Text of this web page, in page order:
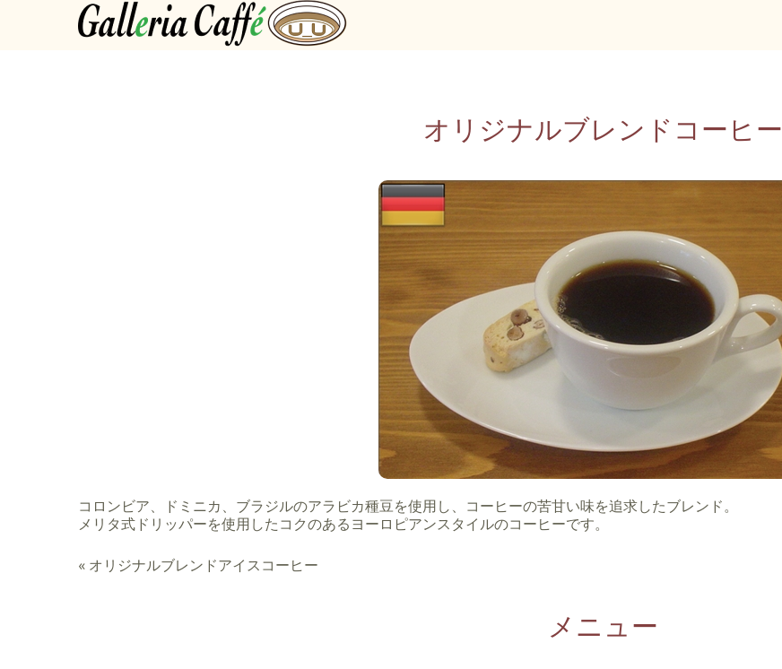
オリジナルブレンドコーヒー
コロンビア、ドミニカ、ブラジルのアラビカ種豆を使用し、コーヒーの苦甘い味を追求したブレンド。
メリタ式ドリッパーを使用したコクのあるヨーロピアンスタイルのコーヒーです。
« オリジナルブレンドアイスコーヒー
メニュー